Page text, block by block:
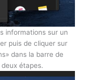
informations sur un
puis de cliquer sur
dans la barre de
étapes.